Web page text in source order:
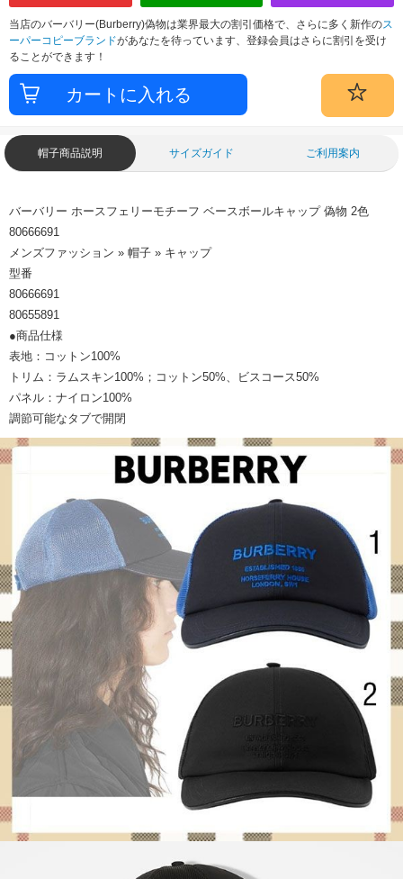
当店のバーバリー(Burberry)偽物は業界最大の割引価格で、さらに多く新作のス
ーパーコピーブランドがあなたを待っています、登録会員はさらに割引を受け
ることができます！
帽子商品説明 サイズガイド ご利用案内
バーバリー ホースフェリーモチーフ ベースボールキャップ 偽物 2色
80666691
メンズファッション » 帽子 » キャップ
型番
80666691
80655891
●商品仕様
表地：コットン100%
トリム：ラムスキン100%；コットン50%、ビスコース50%
パネル：ナイロン100%
調節可能なタブで開閉